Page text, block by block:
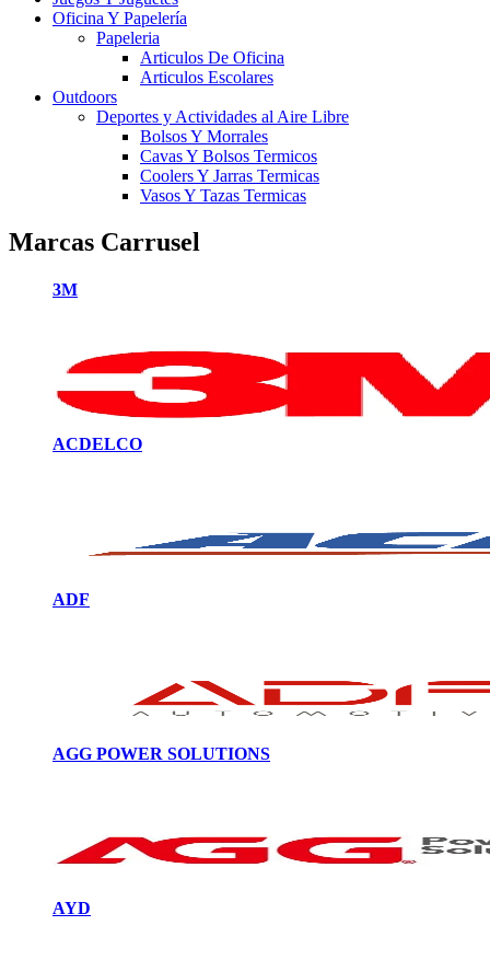
Oficina Y Papelería
Papeleria
Articulos De Oficina
Articulos Escolares
Outdoors
Deportes y Actividades al Aire Libre
Bolsos Y Morrales
Cavas Y Bolsos Termicos
Coolers Y Jarras Termicas
Vasos Y Tazas Termicas
Marcas Carrusel
3M
ACDELCO
ADF
AGG POWER SOLUTIONS
AYD